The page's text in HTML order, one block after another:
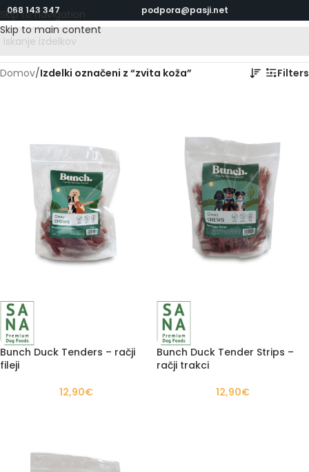
Skip to navigation
Skip to main content
068 143 347 podpora@pasji.net
Domov/Izdelki označeni z “zvita koža” Filters
Bunch Duck Tenders – račji
fileji
12,90€
Bunch Duck Tender Strips –
račji trakci
12,90€